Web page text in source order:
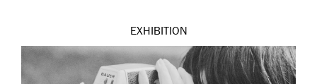
EXHIBITION